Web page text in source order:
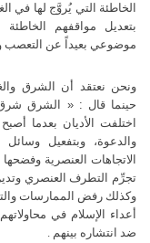
الخاطئة التي يُروَّج لها في
بتعديل مواقفهم الخاطئة
موضوعي بعيداً عن التعصب
ونحن نعتقد أن الشرق
حينما قال : « الشرق
اختلفت الأديان بعدما
والدعوة، وبتفعيل
تجرِّم التطرف العنصري وتدين
وكذلك رفض الممارسات
أعداء الإسلام في
ضد انتشاره بينهم .